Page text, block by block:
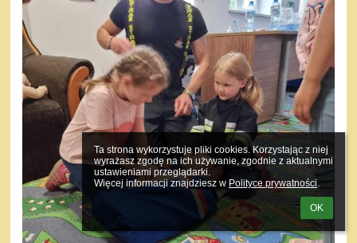
Ta strona wykorzystuje pliki cookies. Korzystając z niej
wyrażasz zgodę na ich używanie, zgodnie z aktualnymi
ustawieniami przeglądarki.
Więcej informacji znajdziesz w Polityce prywatności.
OK